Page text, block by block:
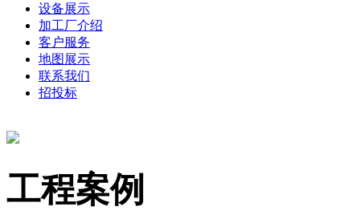
设备展示
加工厂介绍
客户服务
地图展示
联系我们
招投标
工程案例